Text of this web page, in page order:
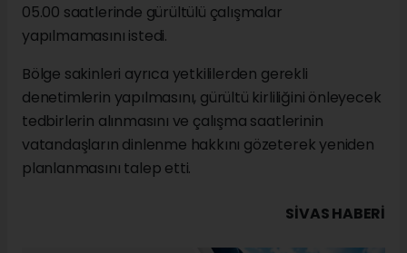
05.00 saatlerinde gürültülü çalışmalar
yapılmamasını istedi.
Bölge sakinleri ayrıca yetkililerden gerekli
denetimlerin yapılmasını, gürültü kirliliğini önleyecek
tedbirlerin alınmasını ve çalışma saatlerinin
vatandaşların dinlenme hakkını gözeterek yeniden
planlanmasını talep etti.
SIVAS HABERİ